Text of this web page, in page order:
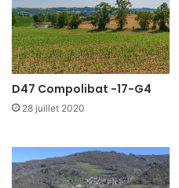
D47 Compolibat -17-G4
28 juillet 2020